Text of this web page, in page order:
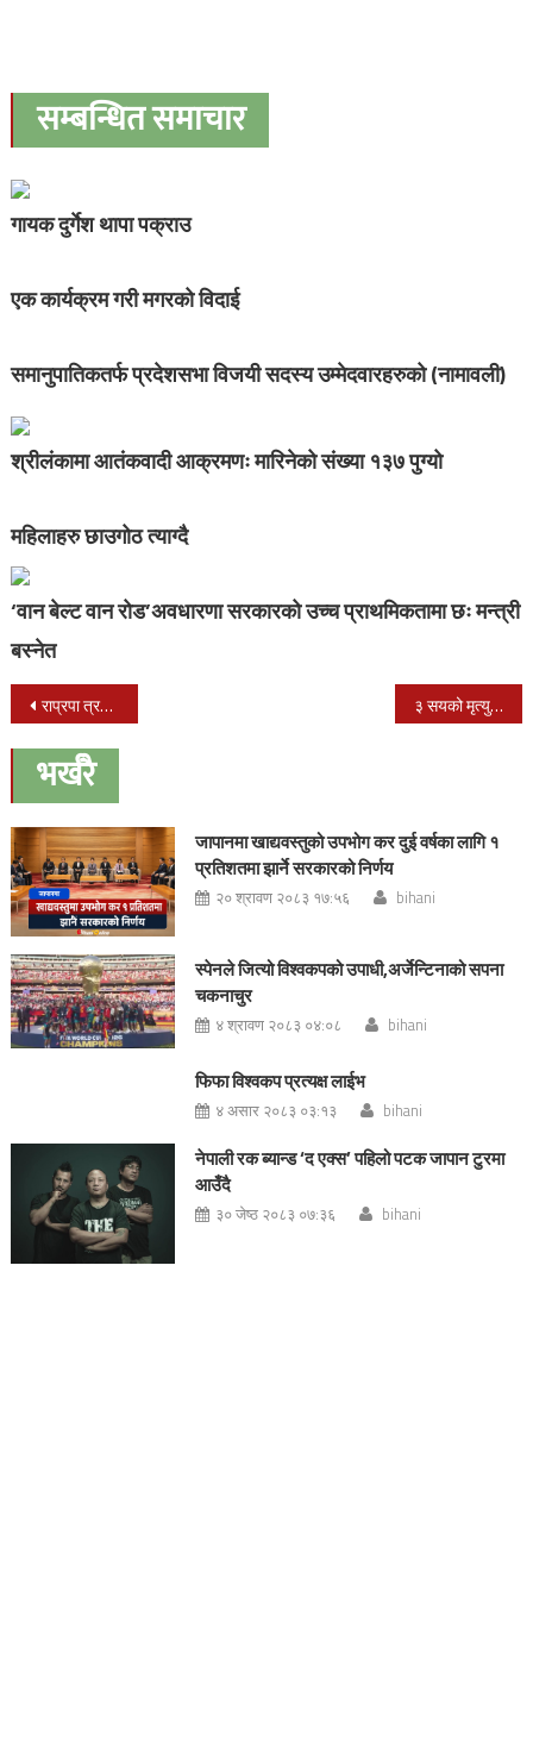
सम्बन्धित समाचार
गायक दुर्गेश थापा पक्राउ
एक कार्यक्रम गरी मगरको विदाई
समानुपातिकतर्फ प्रदेशसभा विजयी सदस्य उम्मेदवारहरुको (नामावली)
श्रीलंकामा आतंकवादी आक्रमणः मारिनेको संख्या १३७ पुग्यो
महिलाहरु छाउगोठ त्याग्दै
‘वान बेल्ट वान रोड’अवधारणा सरकारको उच्च प्राथमिकतामा छः मन्त्री
बस्नेत
Post
navigation
राप्रपा त्रय अध्यक्षको बैठक सम्पन्न: डा.केसीको जिवन रक्षाको माग ३ सयको मृत्यु भएपछि आर्मिनिया र अजरबैजानबीच अस्थायी युद्धविरामको सम्झौता
भर्खरै
जापानमा खाद्यवस्तुको उपभोग कर दुई वर्षका लागि १
प्रतिशतमा झार्ने सरकारको निर्णय
२० श्रावण २०८३ १७:५६ bihani
स्पेनले जित्यो विश्वकपको उपाधी,अर्जेन्टिनाको सपना
चकनाचुर
४ श्रावण २०८३ ०४:०८ bihani
फिफा विश्वकप प्रत्यक्ष लाईभ
४ असार २०८३ ०३:१३ bihani
नेपाली रक ब्यान्ड ‘द एक्स’ पहिलो पटक जापान टुरमा
आउँदै
३० जेष्ठ २०८३ ०७:३६ bihani